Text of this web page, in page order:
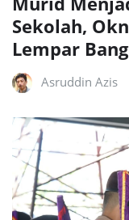
Sekolah,
Lempar
Asruddin Azis